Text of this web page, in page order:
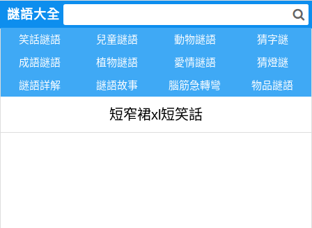
謎語大全
笑話謎語 兒童謎語 動物謎語
猜字謎
成語謎語
植物謎語 愛情謎語
猜燈謎
謎語詳解
謎語故事 腦筋急轉彎 物品謎語
短窄裙xl短笑話